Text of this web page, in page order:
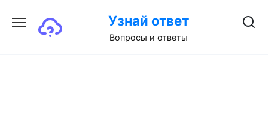
содержанию
Узнай ответ
Вопросы и ответы